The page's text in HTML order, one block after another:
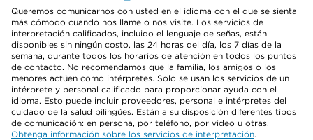
Queremos comunicarnos con usted en el idioma con el que se sienta
más cómodo cuando nos llame o nos visite. Los servicios de
interpretación calificados, incluido el lenguaje de señas, están
disponibles sin ningún costo, las 24 horas del día, los 7 días de la
semana, durante todos los horarios de atención en todos los puntos
de contacto. No recomendamos que la familia, los amigos o los
menores actúen como intérpretes. Solo se usan los servicios de un
intérprete y personal calificado para proporcionar ayuda con el
idioma. Esto puede incluir proveedores, personal e intérpretes del
cuidado de la salud bilingües. Están a su disposición diferentes tipos
de comunicación: en persona, por teléfono, por video u otras.
Obtenga información sobre los servicios de interpretación.